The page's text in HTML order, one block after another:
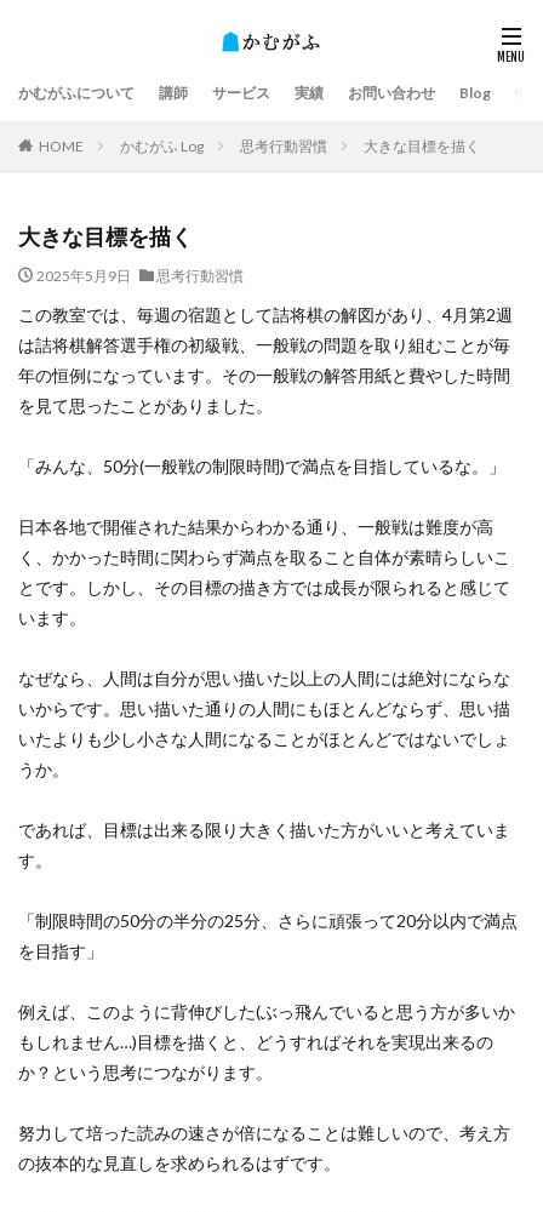
かむがふについて 講師 サービス 実績 お問い合わせ Blog
HOME かむがふ Log 思考行動習慣 大きな目標を描く
大きな目標を描く
2025年5月9日 思考行動習慣
この教室では、毎週の宿題として詰将棋の解図があり、4月第2週
は詰将棋解答選手権の初級戦、一般戦の問題を取り組むことが毎
年の恒例になっています。その一般戦の解答用紙と費やした時間
を見て思ったことがありました。
「みんな、50分(一般戦の制限時間)で満点を目指しているな。」
日本各地で開催された結果からわかる通り、一般戦は難度が高
く、かかった時間に関わらず満点を取ること自体が素晴らしいこ
とです。しかし、その目標の描き方では成長が限られると感じて
います。
なぜなら、人間は自分が思い描いた以上の人間には絶対にならな
いからです。思い描いた通りの人間にもほとんどならず、思い描
いたよりも少し小さな人間になることがほとんどではないでしょ
うか。
であれば、目標は出来る限り大きく描いた方がいいと考えていま
す。
「制限時間の50分の半分の25分、さらに頑張って20分以内で満点
を目指す」
例えば、このように背伸びした(ぶっ飛んでいると思う方が多いか
もしれません…)目標を描くと、どうすればそれを実現出来るの
か？という思考につながります。
努力して培った読みの速さが倍になることは難しいので、考え方
の抜本的な見直しを求められるはずです。